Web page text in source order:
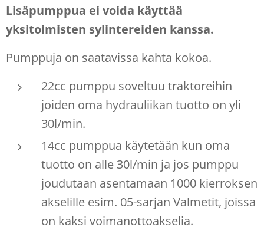
Lisäpumppua ei voida käyttää
yksitoimisten sylintereiden kanssa.
Pumppuja on saatavissa kahta kokoa.
22cc pumppu soveltuu traktoreihin
joiden oma hydrauliikan tuotto on yli
30l/min.
14cc pumppua käytetään kun oma
tuotto on alle 30l/min ja jos pumppu
joudutaan asentamaan 1000 kierroksen
akselille esim. 05-sarjan Valmetit, joissa
on kaksi voimanottoakselia.